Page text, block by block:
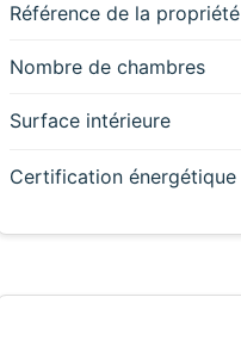
Référence de la propriété
Nombre de chambres
Surface intérieure
Certification énergétique